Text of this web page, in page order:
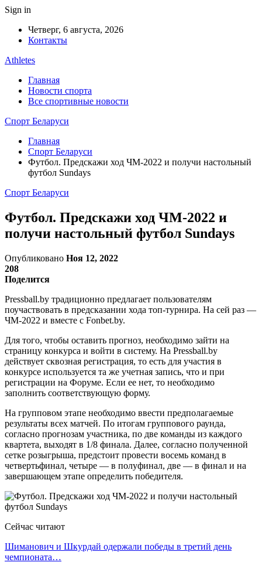
Sign in
Четверг, 6 августа, 2026
Контакты
Athletes
Главная
Новости спорта
Все спортивные новости
Спорт Беларуси
Главная
Спорт Беларуси
Футбол. Предскажи ход ЧМ-2022 и получи настольный
футбол Sundays
Спорт Беларуси
Футбол. Предскажи ход ЧМ-2022 и
получи настольный футбол Sundays
Опубликовано Ноя 12, 2022
208
Поделится
Pressball.by традиционно предлагает пользователям
поучаствовать в предсказании хода топ-турнира. На сей раз —
ЧМ-2022 и вместе с Fonbet.by.
Для того, чтобы оставить прогноз, необходимо зайти на
страницу конкурса и войти в систему. На Pressball.by
действует сквозная регистрация, то есть для участия в
конкурсе используется та же учетная запись, что и при
регистрации на Форуме. Если ее нет, то необходимо
заполнить соответствующую форму.
На групповом этапе необходимо ввести предполагаемые
результаты всех матчей. По итогам группового раунда,
согласно прогнозам участника, по две команды из каждого
квартета, выходят в 1/8 финала. Далее, согласно полученной
сетке розыгрыша, предстоит провести восемь команд в
четвертьфинал, четыре — в полуфинал, две — в финал и на
завершающем этапе определить победителя.
Сейчас читают
Шиманович и Шкурдай одержали победы в третий день
чемпионата…